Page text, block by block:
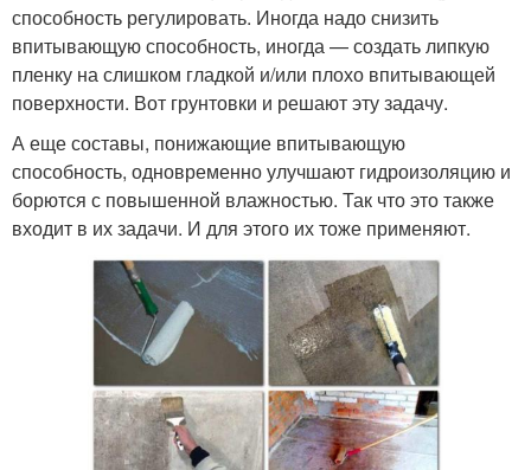
способность регулировать. Иногда надо снизить
впитывающую способность, иногда — создать липкую
пленку на слишком гладкой и/или плохо впитывающей
поверхности. Вот грунтовки и решают эту задачу.
А еще составы, понижающие впитывающую
способность, одновременно улучшают гидроизоляцию и
борются с повышенной влажностью. Так что это также
входит в их задачи. И для этого их тоже применяют.